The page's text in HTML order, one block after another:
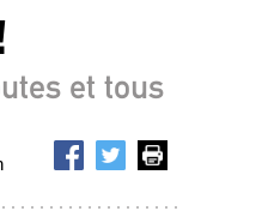
et tous